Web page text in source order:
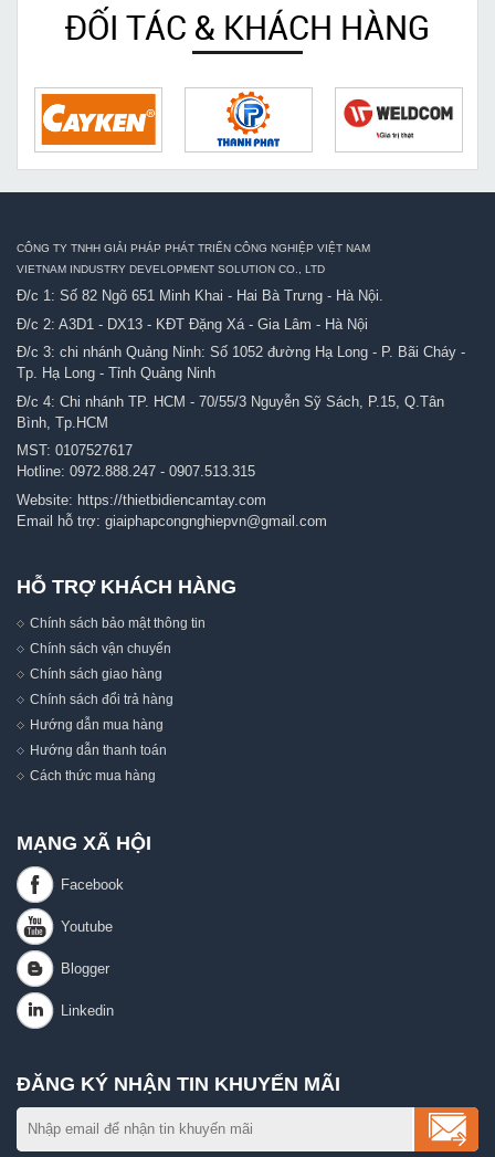
ĐỐI TÁC & KHÁCH HÀNG
CÔNG TY TNHH GIẢI PHÁP PHÁT TRIỂN CÔNG NGHIỆP VIỆT NAM
VIETNAM INDUSTRY DEVELOPMENT SOLUTION CO., LTD
Đ/c 1: Số 82 Ngõ 651 Minh Khai - Hai Bà Trưng - Hà Nội.
Đ/c 2: A3D1 - DX13 - KĐT Đặng Xá - Gia Lâm - Hà Nội
Đ/c 3: chi nhánh Quảng Ninh: Số 1052 đường Hạ Long - P. Bãi Cháy -
Tp. Hạ Long - Tỉnh Quảng Ninh
Đ/c 4: Chi nhánh TP. HCM - 70/55/3 Nguyễn Sỹ Sách, P.15, Q.Tân
Bình, Tp.HCM
MST: 0107527617
Hotline: 0972.888.247 - 0907.513.315
Website: https://thietbidiencamtay.com
Email hỗ trợ: giaiphapcongnghiepvn@gmail.com
HỖ TRỢ KHÁCH HÀNG
Chính sách bảo mật thông tin
Chính sách vận chuyển
Chính sách giao hàng
Chính sách đổi trả hàng
Hướng dẫn mua hàng
Hướng dẫn thanh toán
Cách thức mua hàng
MẠNG XÃ HỘI
ĐĂNG KÝ NHẬN TIN KHUYẾN MÃI